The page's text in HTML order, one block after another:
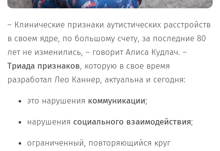
– Клинические признаки аутистических расстройств
в своем ядре, по большому счету, за последние 80
лет не изменились, – говорит Алиса Кудлач. –
Триада признаков, которую в свое время
разработал Лео Каннер, актуальна и сегодня:
это нарушения коммуникации;
нарушения социального взаимодействия;
ограниченный, повторяющийся круг